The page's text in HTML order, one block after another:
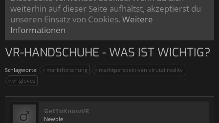
weiterhin auf dieser Seite aufhältst, akzeptierst du
unseren Einsatz von Cookies. Weitere
Informationen
VR-HANDSCHUHE - WAS IST WICHTIG?
Schlagworte: marktforschung
marktperspektiven virutal reality
vr gloves
GetToKnowVR
Newbie